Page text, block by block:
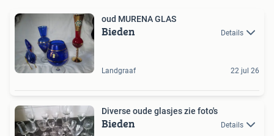
oud MURENA GLAS
Bieden Details
Landgraaf 22 jul 26
Diverse oude glasjes zie foto's
Bieden Details